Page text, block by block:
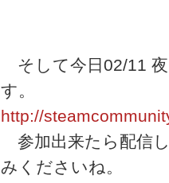
そして今日02/11
す。
http://
参加出来たら配信
みくださいね。